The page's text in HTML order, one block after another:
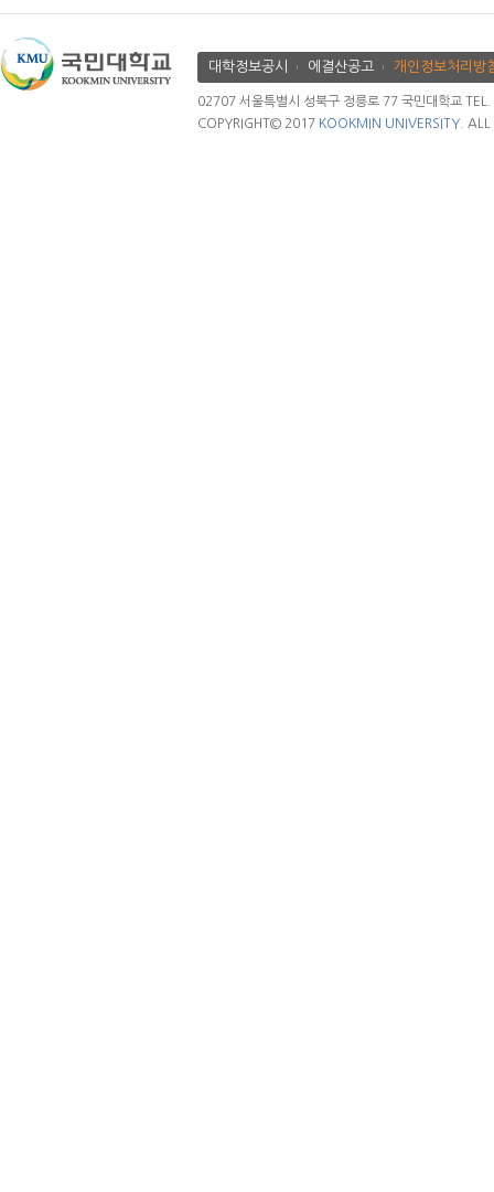
대학정보공시 에결산공고 개인정보처리방
02707 서울특별시 성북구 정릉로 77 국민대학교
COPYRIGHT© 2017 KOOKMIN UNIVERSITY. ALL